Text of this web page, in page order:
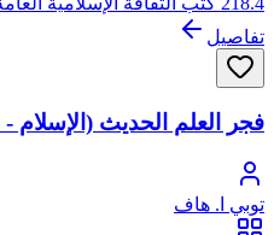
تفاصيل
فجر العلم الحديث (الإسلام
توبي ا. هاف